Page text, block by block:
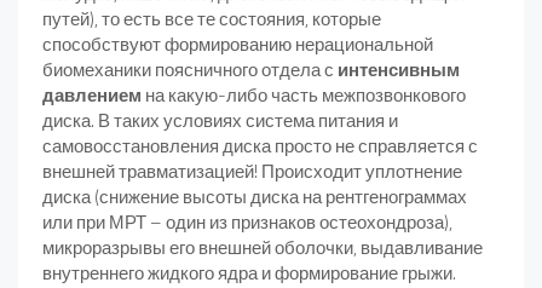
путей), то есть все те состояния, которые
способствуют формированию нерациональной
биомеханики поясничного отдела с интенсивным
давлением на какую-либо часть межпозвонкового
диска. В таких условиях система питания и
самовосстановления диска просто не справляется с
внешней травматизацией! Происходит уплотнение
диска (снижение высоты диска на рентгенограммах
или при МРТ – один из признаков остеохондроза),
микроразрывы его внешней оболочки, выдавливание
внутреннего жидкого ядра и формирование грыжи.